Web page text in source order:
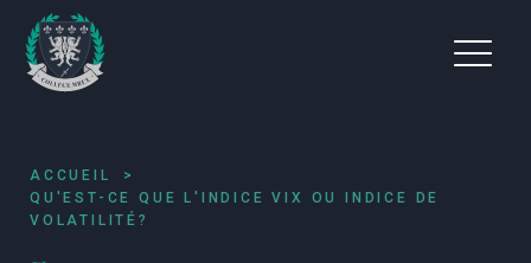
ACCUEIL
QU'EST-CE QUE L'INDICE VIX OU INDICE DE
VOLATILITÉ?